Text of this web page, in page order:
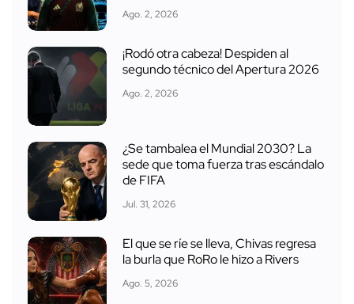
Ago. 2, 2026
¡Rodó otra cabeza! Despiden al
segundo técnico del Apertura 2026
Ago. 2, 2026
¿Se tambalea el Mundial 2030? La
sede que toma fuerza tras escándalo
de FIFA
Jul. 31, 2026
El que se ríe se lleva, Chivas regresa
la burla que RoRo le hizo a Rivers
Ago. 5, 2026